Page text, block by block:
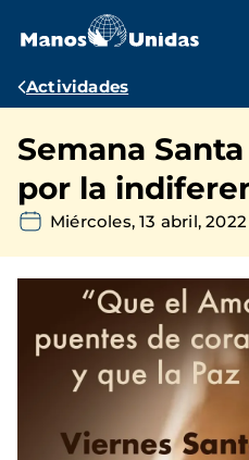
contenido
Ruta
navegación
Actividades
Semana
por la
Miércoles, 13 abril, 2022